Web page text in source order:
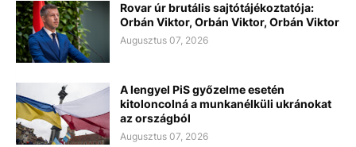
Rovar úr brutális sajtótájékoztatója:
Orbán Viktor, Orbán Viktor, Orbán Viktor
Augusztus 07, 2026
A lengyel PiS győzelme esetén
kitoloncolná a munkanélküli ukránokat
az országból
Augusztus 07, 2026